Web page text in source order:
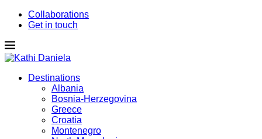
Collaborations
Get in touch
Destinations
Albania
Bosnia-Herzegovina
Greece
Croatia
Montenegro